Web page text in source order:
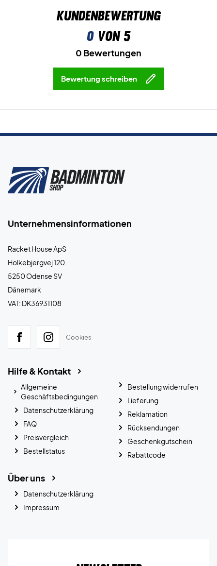
Kundenbewertung
0von 5
0 Bewertungen
Bewertung schreiben
Unternehmensinformationen
Racket House ApS
Holkebjergvej 120
5250 Odense SV
Dänemark
VAT: DK36931108
Cookies
Hilfe & Kontakt
Allgemeine
Geschäftsbedingungen
Datenschutzerklärung
FAQ
Preisvergleich
Bestellstatus
Bestellung widerrufen
Lieferung
Reklamation
Rücksendungen
Geschenkgutschein
Rabattcode
Über uns
Datenschutzerklärung
Impressum